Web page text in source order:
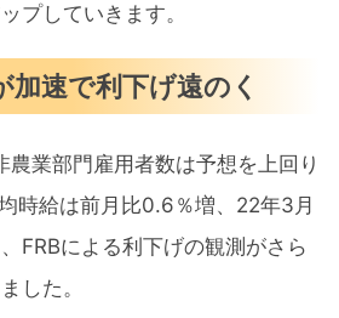
プしていきます。
加速で利下げ遠のく
農業部門雇用者数は予想を上回り
時給は前月比0.6％増、22年3月
FRBによる利下げの観測がさら
した。